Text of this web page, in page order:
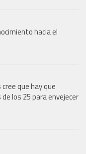
hacia el
que hay que
los 25 para envejecer